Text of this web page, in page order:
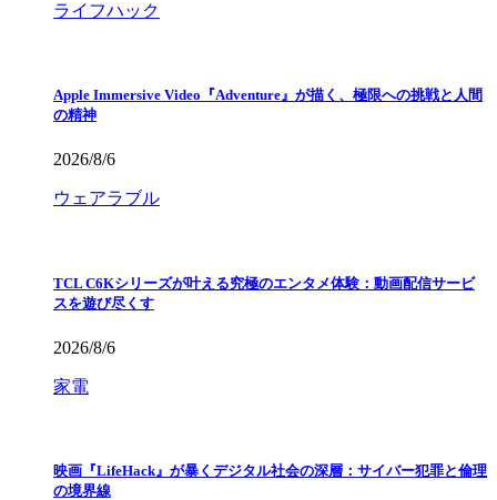
ライフハック
Apple Immersive Video『Adventure』が描く、極限への挑戦と人間
の精神
2026/8/6
ウェアラブル
TCL C6Kシリーズが叶える究極のエンタメ体験：動画配信サービ
スを遊び尽くす
2026/8/6
家電
映画『LifeHack』が暴くデジタル社会の深層：サイバー犯罪と倫理
の境界線